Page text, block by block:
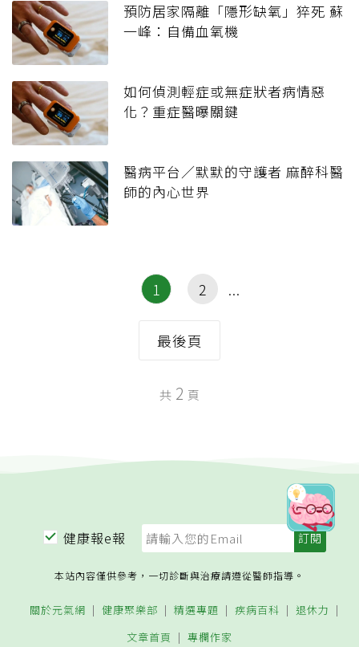
預防居家隔離「隱形缺氧」猝死 蘇
一峰：自備血氧機
如何偵測輕症或無症狀者病情惡
化？重症醫曝關鍵
醫病平台／默默的守護者 麻醉科醫
師的內心世界
1 2
最後頁
共 2 頁
健康報e報
本站內容僅供參考，一切診斷與治療請遵從醫師指導。
關於元氣網 健康聚樂部 精選專題 疾病百科
退休力
文章首頁
專欄作家